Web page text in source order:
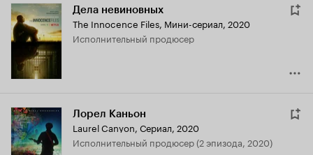
Дела невиновных
The Innocence Files, Мини-сериал, 2020
исполнительный продюсер
Лорел Каньон
Laurel Canyon, Сериал, 2020
исполнительный продюсер (2 эпизода, 2020)